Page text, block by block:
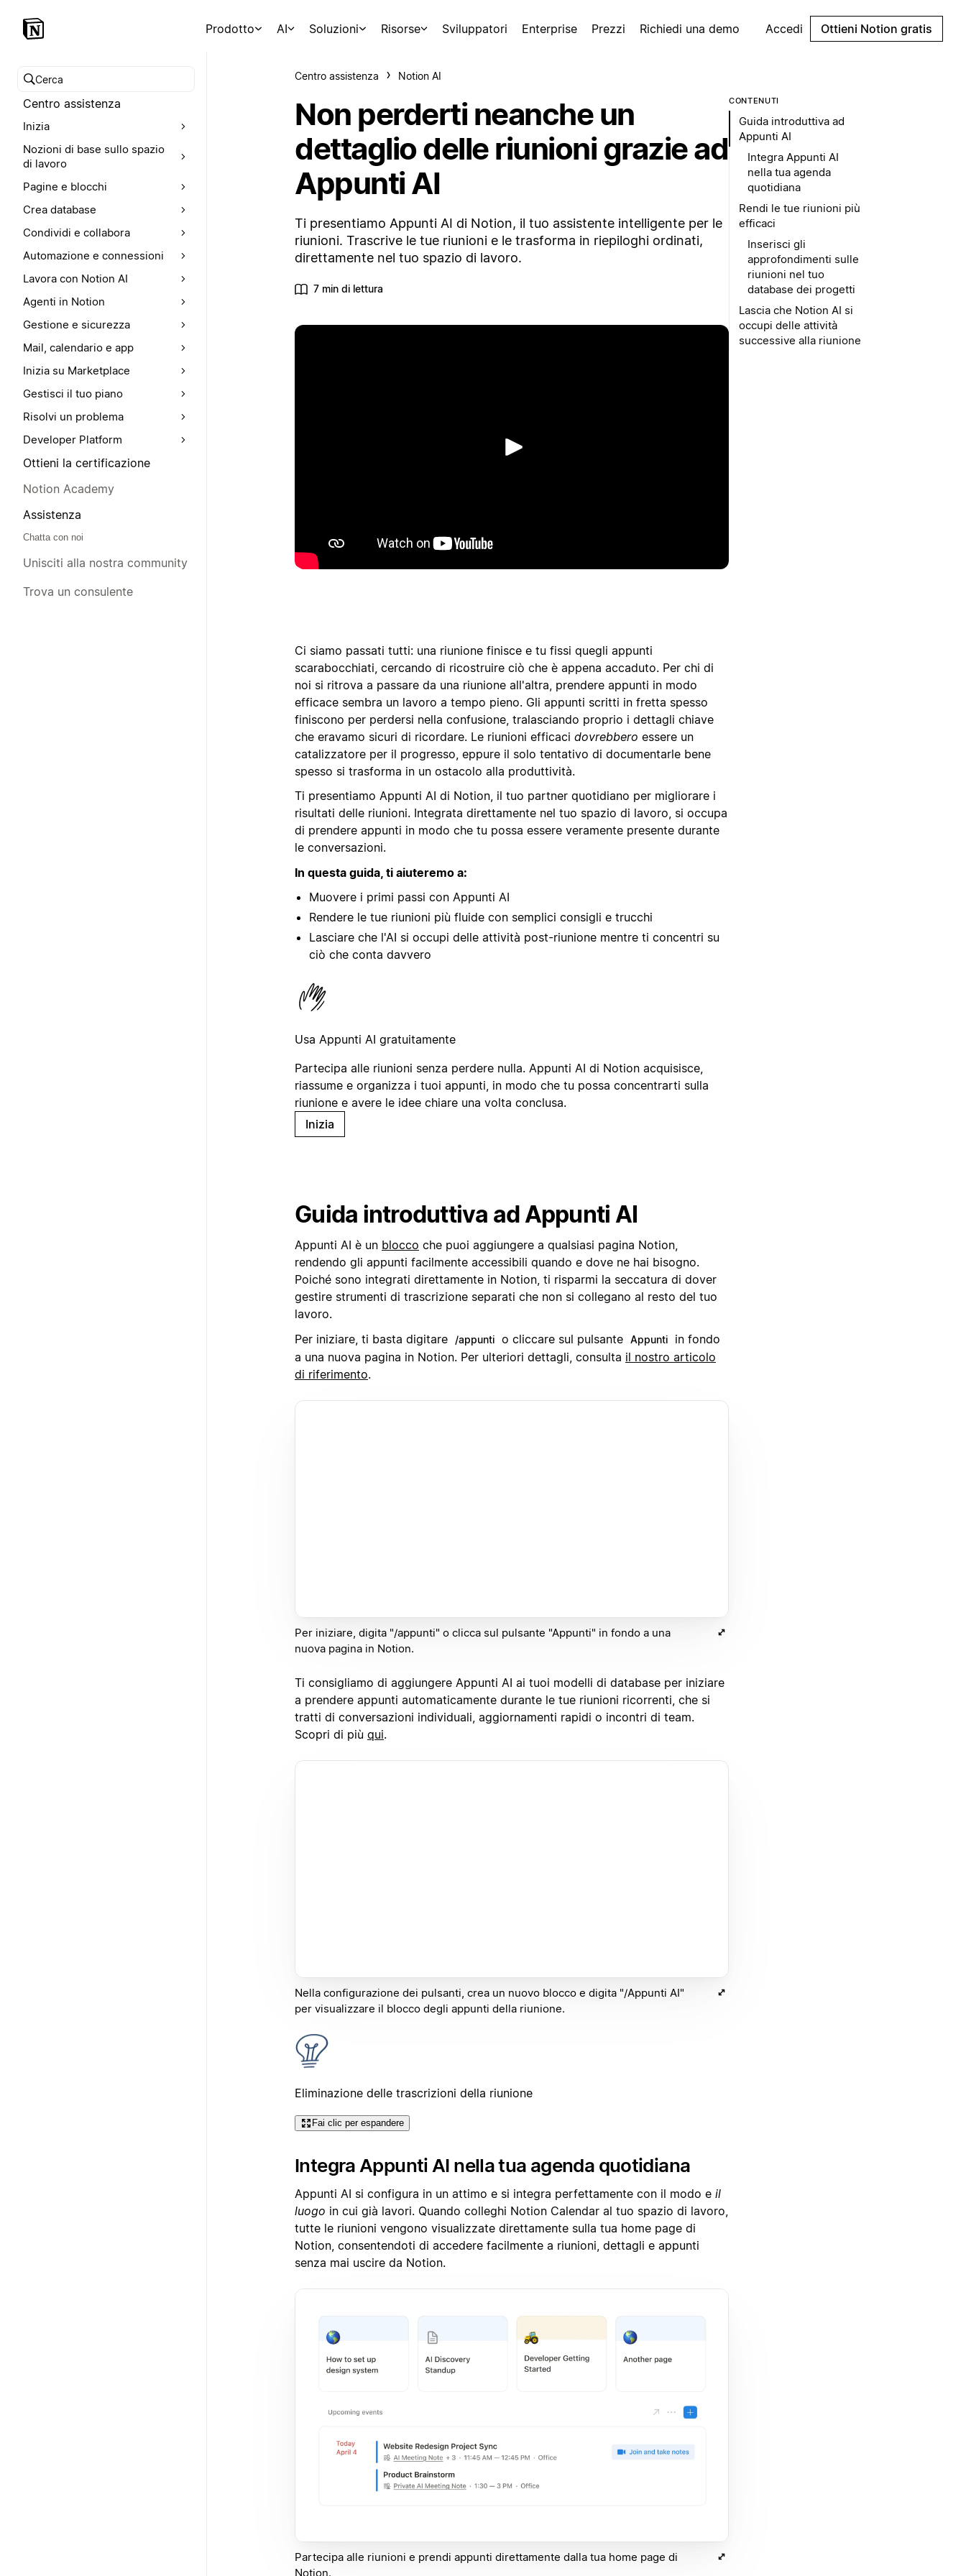
Prodotto AI Soluzioni Risorse Sviluppatori Enterprise Prezzi Richiedi una demo Accedi Ottieni Notion gratis
Cerca nel Centro assistenza
Centro assistenza
Inizia
Nozioni di base sullo spazio
di lavoro
Pagine e blocchi
Crea database
Condividi e collabora
Automazione e connessioni
Lavora con Notion AI
Agenti in Notion
Gestione e sicurezza
Mail, calendario e app
Inizia su Marketplace
Gestisci il tuo piano
Risolvi un problema
Developer Platform
Ottieni la certificazione
Notion Academy
Assistenza
Chatta con noi
Unisciti alla nostra community
Trova un consulente
Centro assistenza Notion AI
Non perderti neanche un
dettaglio delle riunioni grazie ad
Appunti AI
Ti presentiamo Appunti AI di Notion, il tuo assistente intelligente per le
riunioni. Trascrive le tue riunioni e le trasforma in riepiloghi ordinati,
direttamente nel tuo spazio di lavoro.
7 min di lettura
Riproduci
Ci siamo passati tutti: una riunione finisce e tu fissi quegli appunti
scarabocchiati, cercando di ricostruire ciò che è appena accaduto. Per chi di
noi si ritrova a passare da una riunione all'altra, prendere appunti in modo
efficace sembra un lavoro a tempo pieno. Gli appunti scritti in fretta spesso
finiscono per perdersi nella confusione, tralasciando proprio i dettagli chiave
che eravamo sicuri di ricordare. Le riunioni efficaci dovrebbero essere un
catalizzatore per il progresso, eppure il solo tentativo di documentarle bene
spesso si trasforma in un ostacolo alla produttività.
Ti presentiamo Appunti AI di Notion, il tuo partner quotidiano per migliorare i
risultati delle riunioni. Integrata direttamente nel tuo spazio di lavoro, si occupa
di prendere appunti in modo che tu possa essere veramente presente durante
le conversazioni.
In questa guida, ti aiuteremo a:
Muovere i primi passi con Appunti AI
Rendere le tue riunioni più fluide con semplici consigli e trucchi
Lasciare che l'AI si occupi delle attività post-riunione mentre ti concentri su
ciò che conta davvero
Usa Appunti AI gratuitamente
Partecipa alle riunioni senza perdere nulla. Appunti AI di Notion acquisisce,
riassume e organizza i tuoi appunti, in modo che tu possa concentrarti sulla
riunione e avere le idee chiare una volta conclusa.
Inizia
Guida introduttiva ad Appunti AI
Appunti AI è un blocco che puoi aggiungere a qualsiasi pagina Notion,
rendendo gli appunti facilmente accessibili quando e dove ne hai bisogno.
Poiché sono integrati direttamente in Notion, ti risparmi la seccatura di dover
gestire strumenti di trascrizione separati che non si collegano al resto del tuo
lavoro.
Per iniziare, ti basta digitare
/appunti o cliccare sul pulsante Appunti
in fondo
a una nuova pagina in Notion. Per ulteriori dettagli, consulta il nostro articolo
di riferimento.
Per iniziare, digita "/appunti" o clicca sul pulsante "Appunti" in fondo a una
nuova pagina in Notion.
Ti consigliamo di aggiungere Appunti AI ai tuoi modelli di database per iniziare
a prendere appunti automaticamente durante le tue riunioni ricorrenti, che si
tratti di conversazioni individuali, aggiornamenti rapidi o incontri di team.
Scopri di più qui.
Nella configurazione dei pulsanti, crea un nuovo blocco e digita "/Appunti AI"
per visualizzare il blocco degli appunti della riunione.
Eliminazione delle trascrizioni della riunione
Fai clic per espandere
Integra Appunti AI nella tua agenda quotidiana
Appunti AI si configura in un attimo e si integra perfettamente con il modo e il
luogo in cui già lavori. Quando colleghi Notion Calendar al tuo spazio di lavoro,
tutte le riunioni vengono visualizzate direttamente sulla tua home page di
Notion, consentendoti di accedere facilmente a riunioni, dettagli e appunti
senza mai uscire da Notion.
Partecipa alle riunioni e prendi appunti direttamente dalla tua home page di
Notion.
CONTENUTI
Guida introduttiva ad
Appunti AI
Integra Appunti AI
nella tua agenda
quotidiana
Rendi le tue riunioni più
efficaci
Inserisci gli
approfondimenti sulle
riunioni nel tuo
database dei progetti
Lascia che Notion AI si
occupi delle attività
successive alla riunione